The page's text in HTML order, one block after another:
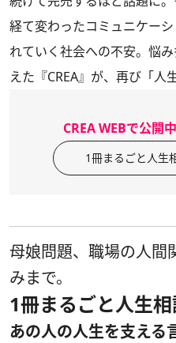
経て変わったコミュニケー
れていく社会への不安。悩
えた『CREA』が、再び「人
CREA WEBで公開
1冊まるごと人生
母娘問題、職場の人間
みまで。
1冊まるごと人生
あの人の人生を支える